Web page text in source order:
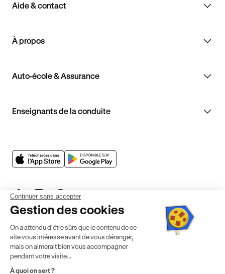
Aide & contact
À propos
Auto-école & Assurance
Enseignants de la conduite
Mentions légales CGV CGU Politique de confidentialité
Politique de cookies
Continuer sans accepter
Gestion des cookies
On a attendu d'être sûrs que le contenu de ce
site vous intéresse avant de vous déranger,
mais on aimerait bien vous accompagner
pendant votre visite...
À quoi on sert ?